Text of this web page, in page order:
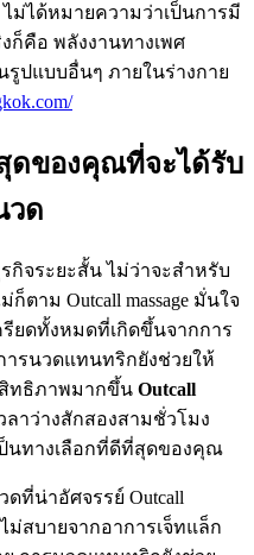
ไม่ได้หมายความว่าเป็นการมี
ก็คือ พลังงานทางเพศ
รูปแบบอื่นๆ ภายในร่างกาย
ดของคุณที่จะได้รับ
วด
กิจระยะสั้น ไม่ว่าจะสำหรับ
าม Outcall massage มั่นใจ
ยดทั้งหมดที่เกิดขึ้นจากการ
ารนวดแทนทริกยังช่วยให้
ทธิภาพมากขึ้น Outcall
าว่างสักสองสามชั่วโมง
นทางเลือกที่ดีที่สุดของคุณ
ที่น่าอัศจรรย์ Outcall
ม่สบายจากอาการเจ็ทแล็ก